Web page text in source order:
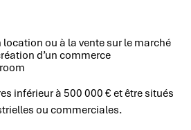
ou à la vente sur le marché
d’un commerce
inférieur à 500 000 € et être situés
ou commerciales.